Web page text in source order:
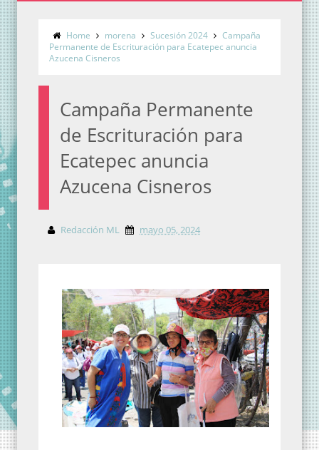
Home morena Sucesión 2024
Campaña
Permanente de Escrituración para Ecatepec anuncia
Azucena Cisneros
Campaña Permanente
de Escrituración para
Ecatepec anuncia
Azucena Cisneros
Redacción ML mayo 05, 2024